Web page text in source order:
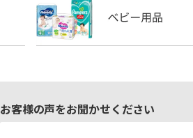
お客様の声をお聞かせください